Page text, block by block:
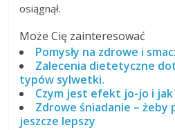
osiągnął.
Może Cię zainteresować
Pomysły na zdrowe i
Zalecenia dietetyczne
typów sylwetki.
Czym jest efekt jo-jo i jak
Zdrowe śniadanie – żeby
jeszcze lepszy